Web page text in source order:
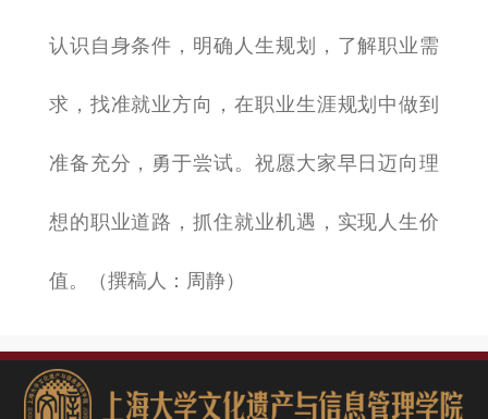
认识自身条件，明确人生规划，了解职业需
求，找准就业方向，在职业生涯规划中做到
准备充分，勇于尝试。祝愿大家早日迈向理
想的职业道路，抓住就业机遇，实现人生价
值。（撰稿人：周静）